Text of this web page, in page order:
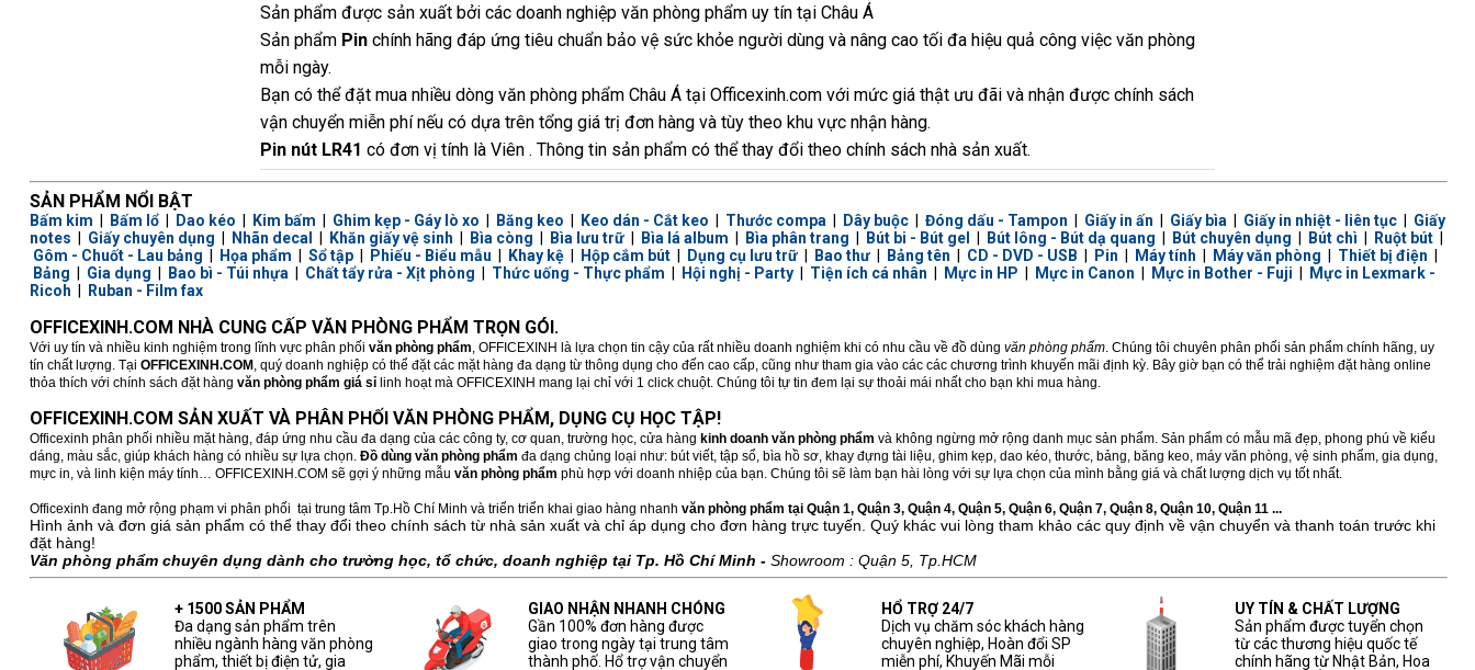
Sản phẩm được sản xuất bởi các doanh nghiệp văn phòng phẩm uy tín tại Châu Á
Sản phẩm Pinchính hãng đáp ứng tiêu chuẩn bảo vệ sức khỏe người dùng và nâng cao tối đa hiệu quả công việc văn phòng
mỗi ngày.
Bạn có thể đặt mua nhiều dòng văn phòng phẩm Châu Á tại Officexinh.com với mức giá thật ưu đãi và nhận được chính sách
vận chuyển miễn phí nếu có dựa trên tổng giá trị đơn hàng và tùy theo khu vực nhận hàng.
Pin nút LR41 có đơn vị tính là Viên . Thông tin sản phẩm có thể thay đổi theo chính sách nhà sản xuất.
SẢN PHẨM NỔI BẬT
Bấm kim Bấm lổ| Dao kéo Kim bấm Ghim kẹp - Gáy lò xo Băng keo Keo dán - Cắt keo Thước compa Dây buộc| Đóng dấu - Tampon Giấy in ấn Giấy bìa Giấy in nhiệt - liên tục| Giấy
notes
Giấy chuyên dụng Nhãn decal Khăn giấy vệ sinh Bìa còng Bìa lưu trữ| Bìa lá album Bìa phân trang Bút bi - Bút gel Bút lông - Bút dạ quang Bút chuyên dụng Bút chì Ruột bút|
Gôm - Chuốt - Lau bảng
Họa phẩm Sổ tập| Phiếu - Biểu mẫu Khay kệ| Hộp cắm bút| Dụng cụ lưu trữ| Bao thư| Bảng tên CD - DVD - USB Pin Máy tính Máy văn phòng Thiết bị điện
Bảng
Gia dụng Bao bì - Túi nhựa Chất tẩy rửa - Xịt phòng Thức uống - Thực phẩm Hội nghị - Party| Tiện ích cá nhân Mực in HP Mực in Canon Mực in Bother - Fuji
Mực in Lexmark -
Ricoh
Ruban - Film fax
OFFICEXINH.COM NHÀ CUNG CẤP VĂN PHÒNG PHẨM TRỌN GÓI.
Với uy tín và nhiều kinh nghiệm trong lĩnh vực phân phối văn phòng phẩm, OFFICEXINH là lựa chọn tin cậy của rất nhiều doanh nghiệm khi có nhu cầu về đồ dùng văn phòng phẩm. Chúng tôi chuyên phân phối sản phẩm chính hãng, uy
tín chất lượng. Tại OFFICEXINH.COM , quý doanh nghiệp có thể đặt các mặt hàng đa dạng từ thông dụng cho đến cao cấp, cũng như tham gia vào các các chương trình khuyến mãi định kỳ. Bây giờ bạn có thể trải nghiệm đặt hàng online
thỏa thích với chính sách đặt hàng văn phòng phẩm giá sỉlinh hoạt mà OFFICEXINH mang lại chỉ với 1 click chuột. Chúng tôi tự tin đem lại sự thoải mái nhất cho bạn khi mua hàng.
OFFICEXINH.COM SẢN XUẤT VÀ PHÂN PHỐI VĂN PHÒNG PHẨM, DỤNG CỤ HỌC TẬP!
Officexinh phân phối nhiều mặt hàng, đáp ứng nhu cầu đa dạng của các công ty, cơ quan, trường học, cửa hàng kinh doanh văn phòng phẩm và không ngừng mở rộng danh mục sản phẩm. Sản phẩm có mẫu mã đẹp, phong phú về kiểu
dáng, màu sắc, giúp khách hàng có nhiều sự lựa chọn. Đồ dùng văn phòng phẩm đa dạng chủng loại như: bút viết, tập sổ, bìa hồ sơ, khay đựng tài liệu, ghim kẹp, dao kéo, thước, bảng, băng keo, máy văn phòng, vệ sinh phẩm, gia dụng,
mực in, và linh kiện máy tính… OFFICEXINH.COM sẽ gợi ý những mẫu văn phòng phẩm phù hợp với doanh nhiệp của bạn. Chúng tôi sẽ làm bạn hài lòng với sự lựa chọn của mình bằng giá và chất lượng dịch vụ tốt nhất.
Officexinh đang mở rộng phạm vi phân phối tại trung tâm Tp.Hồ Chí Minh và triển triển khai giao hàng nhanh văn phòng phẩm tại Quận 1, Quận 3, Quận 4, Quận 5, Quận 6, Quận 7, Quận 8, Quận 10, Quận 11 ...
Hình ảnh và đơn giá sản phẩm có thể thay đổi theo chính sách từ nhà sản xuất và chỉ áp dụng cho đơn hàng trực tuyến. Quý khác vui lòng tham khảo các quy định về vận chuyển và thanh toán trước khi
đặt hàng!
Văn phòng phẩm chuyên dụng dành cho trường học, tổ chức, doanh nghiệp tại Tp. Hồ Chí Minh - Showroom : Quận 5, Tp.HCM
+ 1500 SẢN PHẨM
Đa dạng sản phẩm trên
nhiều ngành hàng văn phòng
phẩm, thiết bị điện tử, gia
GIAO NHẬN NHANH CHÓNG
Gần 100% đơn hàng được
giao trong ngày tại trung tâm
thành phố. Hổ trợ vận chuyển
HỔ TRỢ 24/7
Dịch vụ chăm sóc khách hàng
chuyên nghiệp, Hoàn đổi SP
miễn phí, Khuyến Mãi mỗi
UY TÍN & CHẤT LƯỢNG
Sản phẩm được tuyển chọn
từ các thương hiệu quốc tế
chính hãng từ Nhật Bản, Hoa